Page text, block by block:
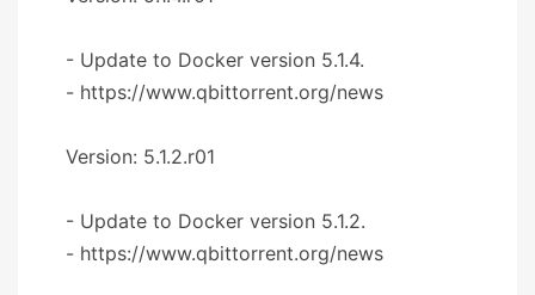
- Update to Docker version 5.1.4.
- https://www.qbittorrent.org/news
Version: 5.1.2.r01
- Update to Docker version 5.1.2.
- https://www.qbittorrent.org/news